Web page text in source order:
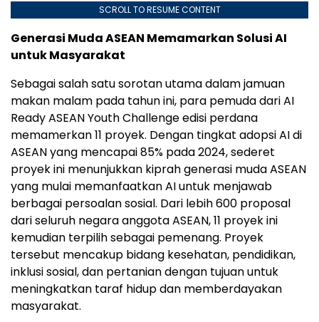
SCROLL TO RESUME CONTENT
Generasi Muda ASEAN Memamarkan Solusi AI
untuk Masyarakat
Sebagai salah satu sorotan utama dalam jamuan
makan malam pada tahun ini, para pemuda dari AI
Ready ASEAN Youth Challenge edisi perdana
memamerkan 11 proyek. Dengan tingkat adopsi AI di
ASEAN yang mencapai 85% pada 2024, sederet
proyek ini menunjukkan kiprah generasi muda ASEAN
yang mulai memanfaatkan AI untuk menjawab
berbagai persoalan sosial. Dari lebih 600 proposal
dari seluruh negara anggota ASEAN, 11 proyek ini
kemudian terpilih sebagai pemenang. Proyek
tersebut mencakup bidang kesehatan, pendidikan,
inklusi sosial, dan pertanian dengan tujuan untuk
meningkatkan taraf hidup dan memberdayakan
masyarakat.